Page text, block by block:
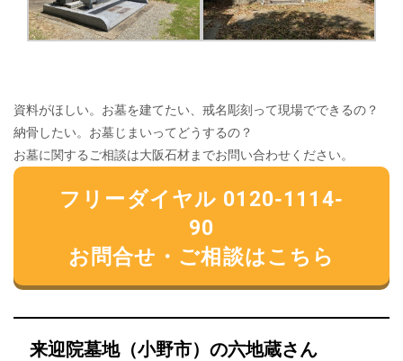
資料がほしい。お墓を建てたい、戒名彫刻って現場でできるの？
納骨したい。お墓じまいってどうするの？
お墓に関するご相談は大阪石材までお問い合わせください。
フリーダイヤル 0120-1114-
90
お問合せ・ご相談はこちら
来迎院墓地（小野市）の六地蔵さん